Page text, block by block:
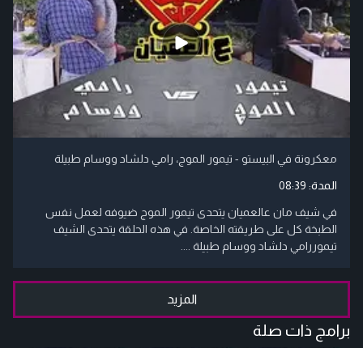
معكرونة في البيستو - تيمور الموج، رامي دلشاد ووسام طبيلة
المدة: 08:39
في شيف مان عالعميان يتحدى تيمور الموج ضيوفه لعمل نفس
الطبخة كل على طريقته الخاصة. في هذه الحلقة يتحدى الشيف
تيموررامي دلشاد ووسام طبيلة ....
المزيد
برامج ذات صلة